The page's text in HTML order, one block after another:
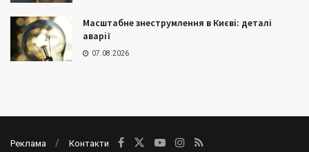
Масштабне знеструмлення в Києві: деталі
аварії
07.08.2026
Реклама Контакти